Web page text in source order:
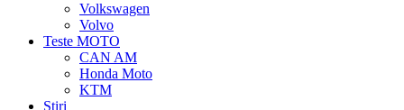
Volkswagen
Volvo
Teste MOTO
CAN AM
Honda Moto
KTM
Stiri